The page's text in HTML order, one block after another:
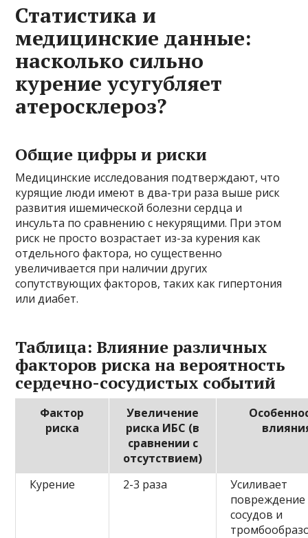
Статистика и
медицинские данные:
насколько сильно
курение усугубляет
атеросклероз?
Общие цифры и риски
Медицинские исследования подтверждают, что
курящие люди имеют в два-три раза выше риск
развития ишемической болезни сердца и
инсульта по сравнению с некурящими. При этом
риск не просто возрастает из-за курения как
отдельного фактора, но существенно
увеличивается при наличии других
сопутствующих факторов, таких как гипертония
или диабет.
Таблица: Влияние различных
факторов риска на вероятность
сердечно-сосудистых событий
Фактор
риска
Увеличение
риска ИБС (в
сравнении с
отсутствием)
Курение 2-3 раза
Усиливает
повреждение
сосудов и